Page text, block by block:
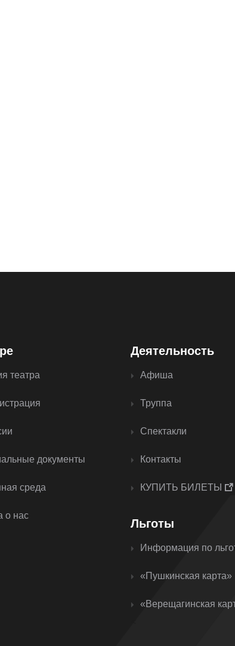
театра
документы
среда
о нас
Деятельность
Афиша
Труппа
Спектакли
Контакты
КУПИТЬ БИЛЕТЫ
Льготы
Информация по
«Пушкинская карта»
«Верещагинская